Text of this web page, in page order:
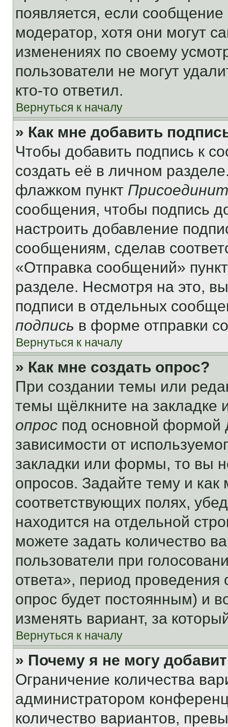
появляется, если
модератор, хотя они могут
изменениях по своему
пользователи не могут
кто-то ответил.
Вернуться к началу
» Как мне добавить
Чтобы добавить подпись к
создать её в личном
флажком пункт
сообщения, чтобы подпись
настроить добавление
сообщениям, сделав
«Отправка сообщений»
разделе. Несмотря на это,
подписи в отдельных
подпись в форме отправки
Вернуться к началу
» Как мне создать опрос?
При создании темы или
темы щёлкните на
опрос под основной формой
зависимости от
закладки или формы, то вы
опросов. Задайте тему и
соответствующих полях,
находится на отдельной
можете задать количество
пользователи при
ответа», период проведения
опрос будет постоянным) и
изменять вариант, за
Вернуться к началу
» Почему я не могу
Ограничение количества
администратором
количество вариантов,